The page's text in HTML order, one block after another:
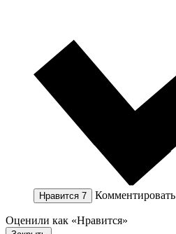
Нравится 7 Комментировать
Оценили как «Нравится»